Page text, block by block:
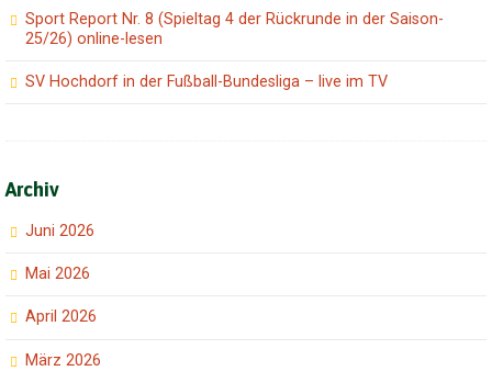
Sport Report Nr. 8 (Spieltag 4 der Rückrunde in der Saison-
25/26) online-lesen
SV Hochdorf in der Fußball-Bundesliga – live im TV
Archiv
Juni 2026
Mai 2026
April 2026
März 2026